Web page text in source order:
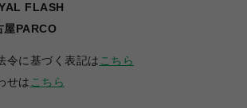
FLASH
屋PARCO
令に基づく表記は こちら
せは こちら